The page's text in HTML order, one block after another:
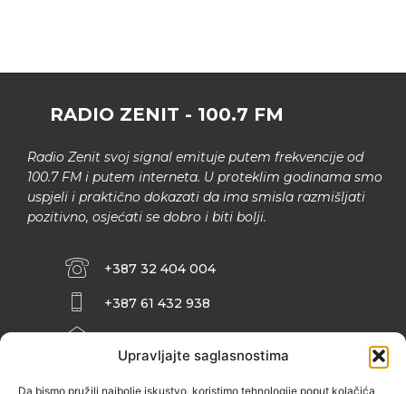
Upravljajte saglasnostima
Da bismo pružili najbolje iskustvo, koristimo tehnologije poput kolačića
RADIO ZENIT - 100.7 FM
Radio Zenit svoj signal emituje putem frekvencije od
100.7 FM i putem interneta. U proteklim godinama smo
uspjeli i praktično dokazati da ima smisla razmišljati
pozitivno, osjećati se dobro i biti bolji.
+387 32 404 004
+387 61 432 938
INFO@ZENIT.BA
ZENIČANKA, 3. SPRAT), 72000 ZENICA